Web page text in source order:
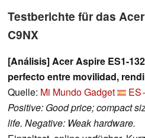
Testberichte für das
C9NX
[Análisis] Acer Aspire ES1-
perfecto entre movilidad,
Quelle: Mi Mundo Gadget
Positive: Good price; compact
life. Negative: Weak hardware.